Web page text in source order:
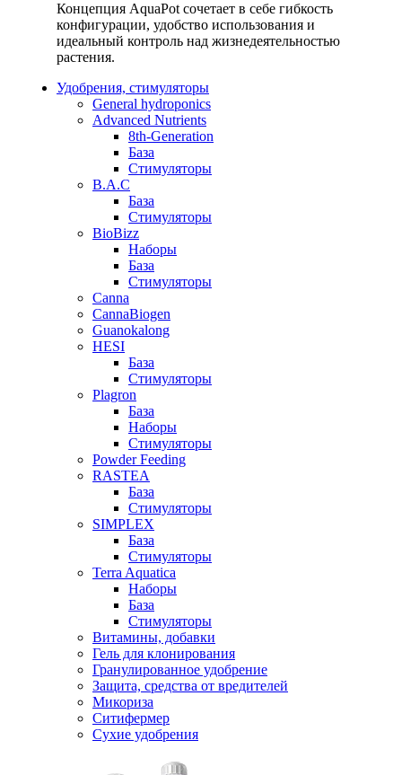
Концепция AquaPot сочетает в себе гибкость
конфигурации, удобство использования и
идеальный контроль над жизнедеятельностью
растения.
Удобрения, стимуляторы
General hydroponics
Advanced Nutrients
8th-Generation
База
Стимуляторы
B.A.C
База
Стимуляторы
BioBizz
Наборы
База
Стимуляторы
Canna
CannaBiogen
Guanokalong
HESI
База
Стимуляторы
Plagron
База
Наборы
Стимуляторы
Powder Feeding
RASTEA
База
Стимуляторы
SIMPLEX
База
Стимуляторы
Terra Aquatica
Наборы
База
Стимуляторы
Витамины, добавки
Гель для клонирования
Гранулированное удобрение
Защита, средства от вредителей
Микориза
Ситифермер
Сухие удобрения